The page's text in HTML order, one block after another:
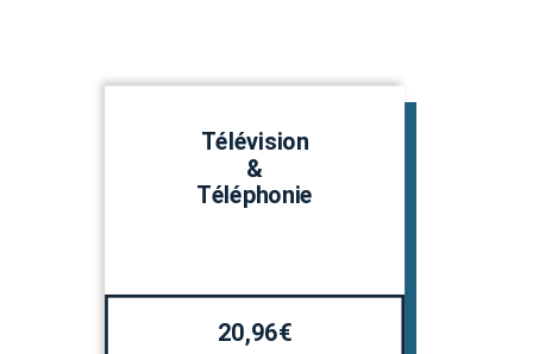
Télévision
&
Téléphonie
20,96€